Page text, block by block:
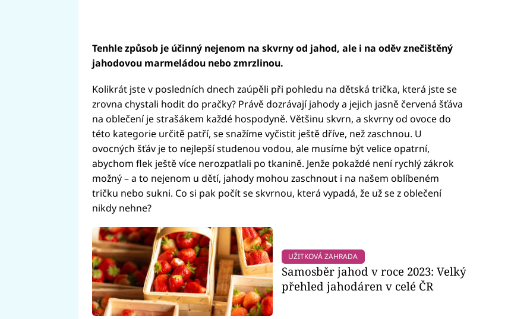
Tenhle způsob je účinný nejenom na skvrny od jahod, ale i na oděv znečištěný
jahodovou marmeládou nebo zmrzlinou.
Kolikrát jste v posledních dnech zaúpěli při pohledu na dětská trička, která jste se
zrovna chystali hodit do pračky? Právě dozrávají jahody a jejich jasně červená šťáva
na oblečení je strašákem každé hospodyně. Většinu skvrn, a skvrny od ovoce do
této kategorie určitě patří, se snažíme vyčistit ještě dříve, než zaschnou. U
ovocných šťáv je to nejlepší studenou vodou, ale musíme být velice opatrní,
abychom flek ještě více nerozpatlali po tkanině. Jenže pokaždé není rychlý zákrok
možný – a to nejenom u dětí, jahody mohou zaschnout i na našem oblíbeném
tričku nebo sukni. Co si pak počít se skvrnou, která vypadá, že už se z oblečení
nikdy nehne?
UŽITKOVÁ ZAHRADA
Samosběr jahod v roce 2023: Velký
přehled jahodáren v celé ČR